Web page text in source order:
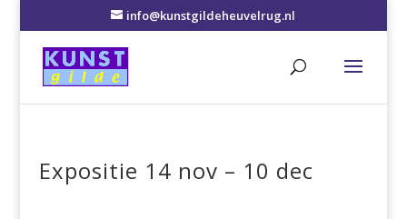
info@kunstgildeheuvelrug.nl
Expositie 14 nov – 10 dec